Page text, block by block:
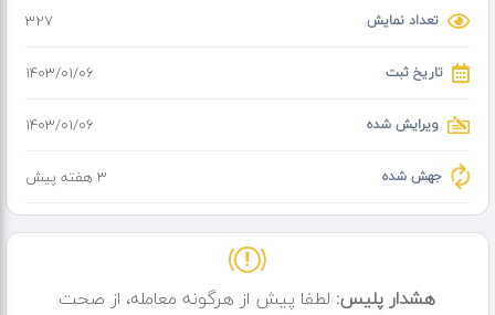
تعداد نمایش 327
تاریخ ثبت ۱۴۰۳/۰۱/۰۶
ویرایش شده ۱۴۰۳/۰۱/۰۶
جهش شده 3 هفته پیش
هشدار پلیس: لطفا پیش از هرگونه معامله، از صحت